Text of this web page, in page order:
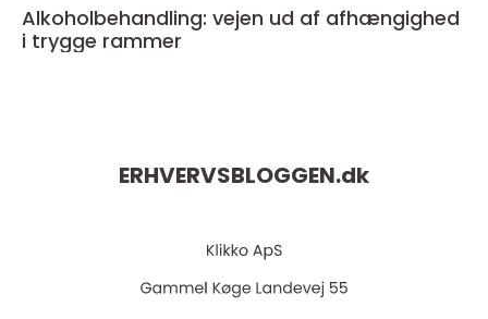
Alkoholbehandling: vejen ud af afhængighed
i trygge rammer
ERHVERVSBLOGGEN.dk